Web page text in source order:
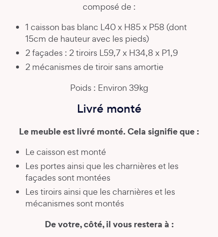
composé de :
1 caisson bas blanc L40 x H85 x P58 (dont
15cm de hauteur avec les pieds)
2 façades : 2 tiroirs L59,7 x H34,8 x P1,9
2 mécanismes de tiroir sans amortie
Poids : Environ 39kg
Livré monté
Le meuble est livré monté. Cela signifie que :
Le caisson est monté
Les portes ainsi que les charnières et les
façades sont montées
Les tiroirs ainsi que les charnières et les
mécanismes sont montés
De votre, côté, il vous restera à :